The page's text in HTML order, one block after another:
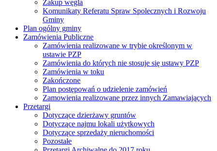
Zakup węgla
Komunikaty Referatu Spraw Spolecznych i Rozwoju
Gminy
Plan ogólny gminy
Zamówienia Publiczne
Zamówienia realizowane w trybie określonym w
ustawie PZP
Zamówienia do których nie stosuje się ustawy PZP
Zamówienia w toku
Zakończone
Plan postępowań o udzielenie zamówień
Zamowienia realizowane przez innych Zamawiających
Przetargi
Dotyczące dzierżawy gruntów
Dotyczące najmu lokali użytkowych
Dotyczące sprzedaży nieruchomości
Pozostałe